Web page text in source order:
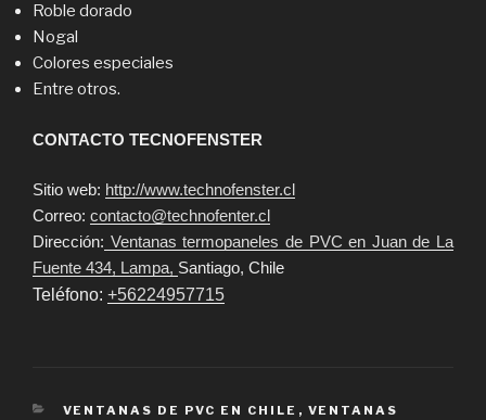
Roble dorado
Nogal
Colores especiales
Entre otros.
CONTACTO TECNOFENSTER
Sitio web: http://www.technofenster.cl
Correo: contacto@technofenter.cl
Dirección: Ventanas termopaneles de PVC en Juan de La
Fuente 434, Lampa, Santiago, Chile
Teléfono: +56224957715
CATEGORIES
VENTANAS DE PVC EN CHILE , VENTANAS